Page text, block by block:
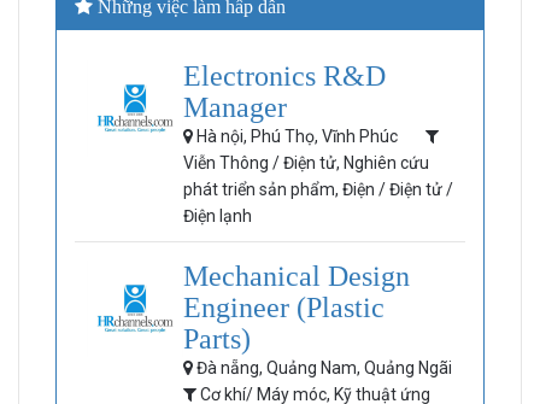
Những việc làm hấp dẫn
Electronics R&D
Manager
Hà nội, Phú Thọ, Vĩnh Phúc
Viễn Thông / Điện tử, Nghiên cứu
phát triển sản phẩm, Điện / Điện tử /
Điện lạnh
Mechanical Design
Engineer (Plastic
Parts)
Đà nẵng, Quảng Nam, Quảng Ngãi
Cơ khí/ Máy móc, Kỹ thuật ứng